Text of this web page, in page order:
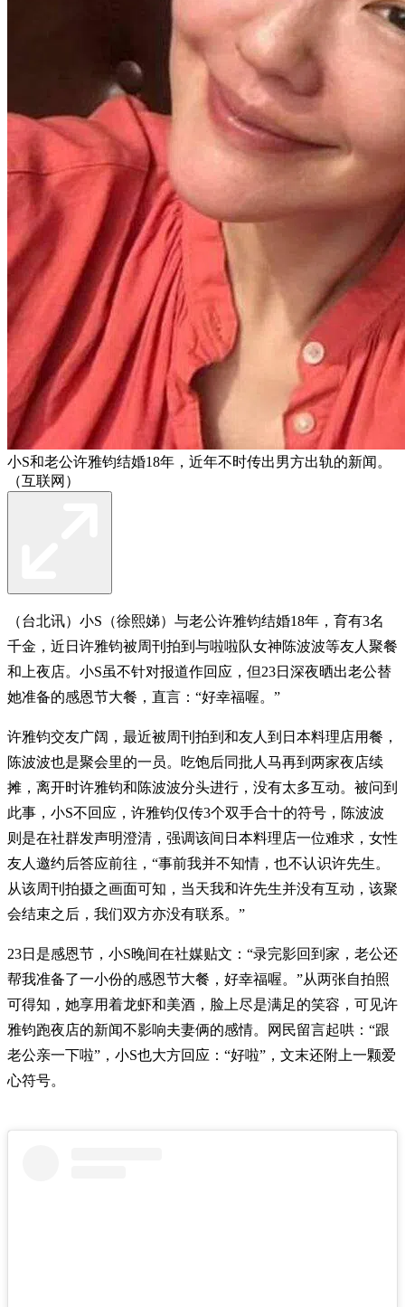
小S和老公许雅钧结婚18年，近年不时传出男方出轨的新闻。
（互联网）
（台北讯）小S（徐熙娣）与老公许雅钧结婚18年，育有3名
千金，近日许雅钧被周刊拍到与啦啦队女神陈波波等友人聚餐
和上夜店。小S虽不针对报道作回应，但23日深夜晒出老公替
她准备的感恩节大餐，直言：“好幸福喔。”
许雅钧交友广阔，最近被周刊拍到和友人到日本料理店用餐，
陈波波也是聚会里的一员。吃饱后同批人马再到两家夜店续
摊，离开时许雅钧和陈波波分头进行，没有太多互动。被问到
此事，小S不回应，许雅钧仅传3个双手合十的符号，陈波波
则是在社群发声明澄清，强调该间日本料理店一位难求，女性
友人邀约后答应前往，“事前我并不知情，也不认识许先生。
从该周刊拍摄之画面可知，当天我和许先生并没有互动，该聚
会结束之后，我们双方亦没有联系。”
23日是感恩节，小S晚间在社媒贴文：“录完影回到家，老公还
帮我准备了一小份的感恩节大餐，好幸福喔。”从两张自拍照
可得知，她享用着龙虾和美酒，脸上尽是满足的笑容，可见许
雅钧跑夜店的新闻不影响夫妻俩的感情。网民留言起哄：“跟
老公亲一下啦”，小S也大方回应：“好啦”，文末还附上一颗爱
心符号。